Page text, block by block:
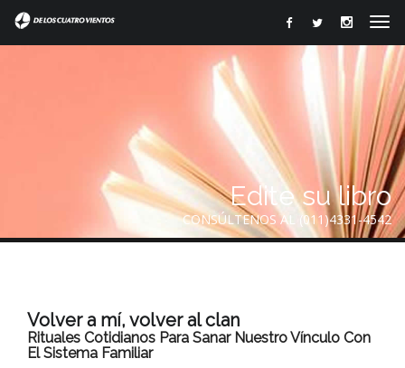
Edite su libro
CONSÚLTENOS AL (011)4331-4542
Volver a mí, volver al clan
Rituales Cotidianos Para Sanar Nuestro Vínculo Con
El Sistema Familiar